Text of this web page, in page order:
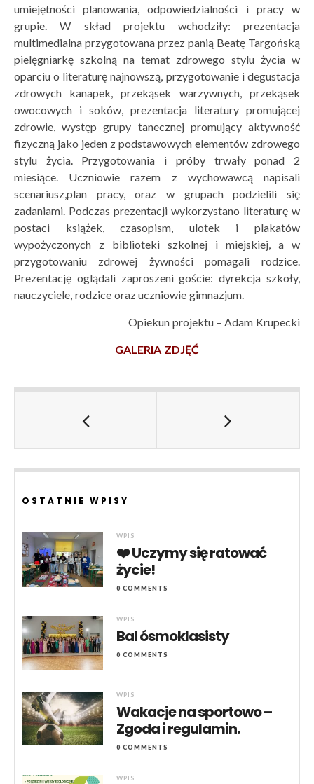
umiejętności planowania, odpowiedzialności i pracy w
grupie. W skład projektu wchodziły: prezentacja
multimedialna przygotowana przez panią Beatę Targońską
pielęgniarkę szkolną na temat zdrowego stylu życia w
oparciu o literaturę najnowszą, przygotowanie i degustacja
zdrowych kanapek, przekąsek warzywnych, przekąsek
owocowych i soków, prezentacja literatury promującej
zdrowie, występ grupy tanecznej promujący aktywność
fizyczną jako jeden z podstawowych elementów zdrowego
stylu życia. Przygotowania i próby trwały ponad 2
miesiące. Uczniowie razem z wychowawcą napisali
scenariusz,plan pracy, oraz w grupach podzielili się
zadaniami. Podczas prezentacji wykorzystano literaturę w
postaci książek, czasopism, ulotek i plakatów
wypożyczonych z biblioteki szkolnej i miejskiej, a w
przygotowaniu zdrowej żywności pomagali rodzice.
Prezentację oglądali zaproszeni goście: dyrekcja szkoły,
nauczyciele, rodzice oraz uczniowie gimnazjum.
Opiekun projektu – Adam Krupecki
GALERIA ZDJĘĆ
OSTATNIE WPISY
WPIS
❤️ Uczymy się ratować
życie!
0 COMMENTS
WPIS
Bal ósmoklasisty
0 COMMENTS
WPIS
Wakacje na sportowo –
Zgoda i regulamin.
0 COMMENTS
WPIS